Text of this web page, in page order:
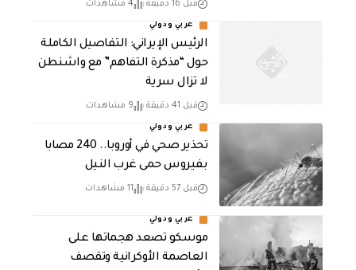
قبل 16 دقيقة 4 مشاهدات
عربي ودولي
الرئيس الإيراني: التفاصيل الكاملة
حول “مذكرة التفاهم” مع واشنطن
لا تزال سرية
قبل 41 دقيقة 9 مشاهدات
عربي ودولي
تحذير صحي في أوروبا.. 240 مصابا
بفيروس حمى غرب النيل
قبل 57 دقيقة 11 مشاهدات
عربي ودولي
موسكو تصعد هجماتها على
العاصمة الأوكرانية وتقصف